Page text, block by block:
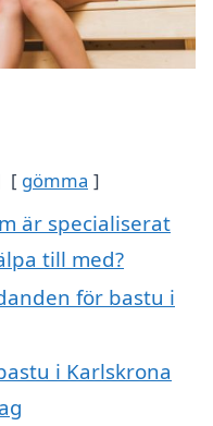
gömma
är specialiserat
till med?
för bastu i
i Karlskrona